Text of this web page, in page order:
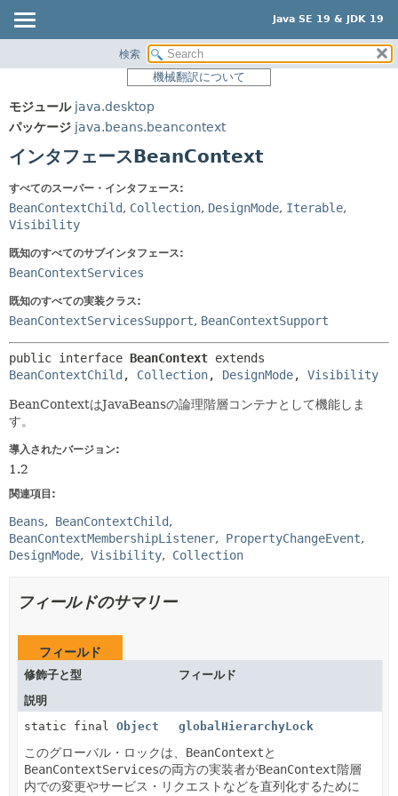
Java SE 19 & JDK 19
パッケージ
使用
ツリー
プレビュー
新規
非推奨
索引
サマリー:
ネスト済
メソッド
詳細:
検索
機械翻訳について
モジュール java.desktop
パッケージ java.beans.beancontext
インタフェースBeanContext
すべてのスーパー・インタフェース:
BeanContextChild, Collection, DesignMode, Iterable,
Visibility
既知のすべてのサブインタフェース:
BeanContextServices
既知のすべての実装クラス:
BeanContextServicesSupport, BeanContextSupport
public interface BeanContext
BeanContextChild , Collection, DesignMode, Visibility
BeanContextはJavaBeansの論理階層コンテナとして機能しま
す。
導入されたバージョン:
1.2
関連項目:
Beans
BeanContextChild
BeanContextMembershipListener
PropertyChangeEvent
DesignMode
Visibility Collection
フィールドのサマリー
フィールド
修飾子と型
フィールド
説明
static final Object globalHierarchyLock
このグローバル・ロックは、 BeanContextと
BeanContextServicesの両方の実装者がBeanContext階層
内での変更やサービス・リクエストなどを直列化するために